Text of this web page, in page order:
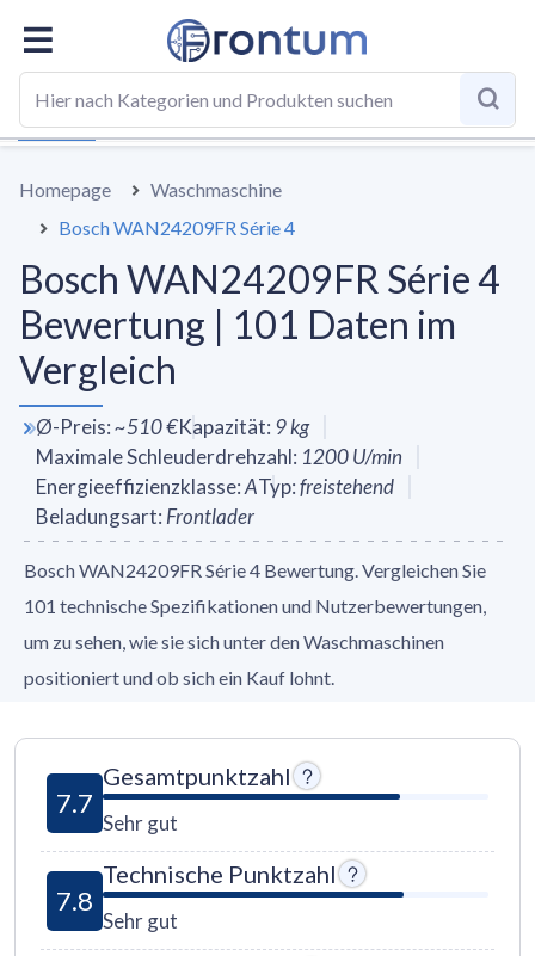
GESAMT SPEZIFIKATIONEN VS DURCHSCHNITT
Homepage
Waschmaschine
Bosch WAN24209FR Série 4
Bosch WAN24209FR Série 4
Bewertung | 101 Daten im
Vergleich
Ø-Preis:~510 €Kapazität: 9kg
Maximale Schleuderdrehzahl: 1200U/min
Energieeffizienzklasse:ATyp:freistehend
Beladungsart: Frontlader
Bosch WAN24209FR Série 4 Bewertung. Vergleichen Sie
101 technische Spezifikationen und Nutzerbewertungen,
um zu sehen, wie sie sich unter den Waschmaschinen
positioniert und ob sich ein Kauf lohnt.
7.7
Gesamtpunktzahl
Sehr gut
7.8
Technische Punktzahl
Sehr gut